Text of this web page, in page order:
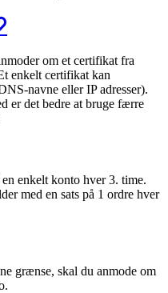
om et certifikat fra
enkelt certifikat kan
navne eller IP adresser).
er det bedre at bruge færre
enkelt konto hver 3. time.
med en sats på 1 ordre hver
grænse, skal du anmode om